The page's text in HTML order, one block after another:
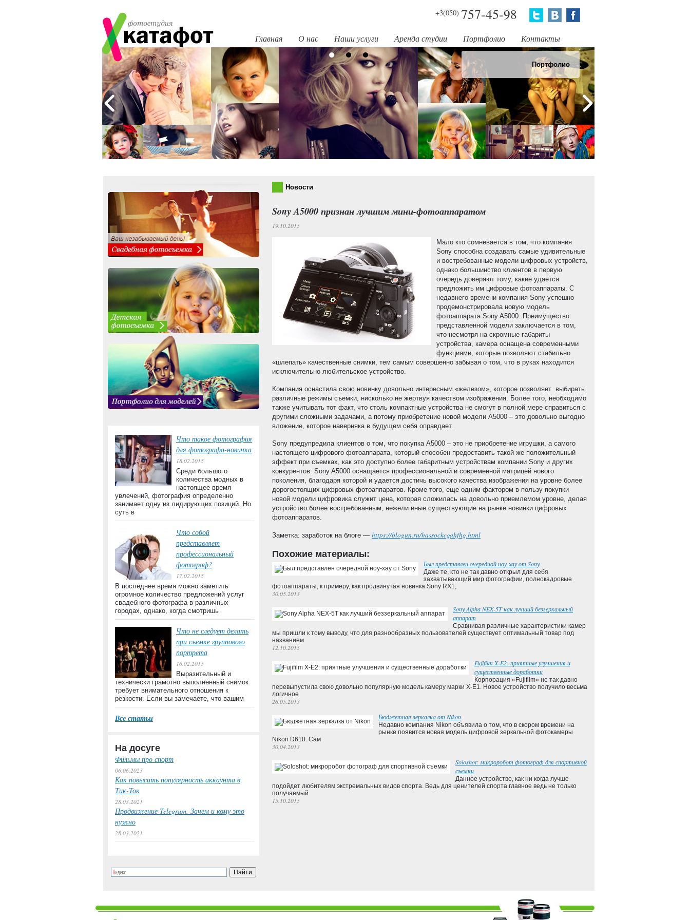
Главная О нас Наши услуги Аренда студии Портфолио Контакты
+3(050) 757-45-98
Портфолио
Новости
Sony A5000 признан лучшим мини-фотоаппаратом
19.10.2015
Мало кто сомневается в том, что компания
Sony способна создавать самые удивительные
и востребованные модели цифровых устройств,
однако большинство клиентов в первую
очередь доверяют тому, какие удается
предложить им цифровые фотоаппараты. С
недавнего времени компания Sony успешно
продемонстрировала новую модель
фотоаппарата Sony A5000. Преимущество
представленной модели заключается в том,
что несмотря на скромные габариты
устройства, камера оснащена современными
функциями, которые позволяют стабильно
«шлепать» качественные снимки, тем самым совершенно забывая о том, что в руках находится
исключительно любительское устройство.
Компания оснастила свою новинку довольно интересным «железом», которое позволяет выбирать
различные режимы съемки, нисколько не жертвуя качеством изображения. Более того, необходимо
также учитывать тот факт, что столь компактные устройства не смогут в полной мере справиться с
другими сложными задачами, а потому приобретение новой модели А5000 – это довольно выгодно
вложение, которое наверняка в будущем себя оправдает.
Sony предупредила клиентов о том, что покупка А5000 – это не приобретение игрушки, а самого
настоящего цифрового фотоаппарата, который способен предоставить такой же положительный
эффект при съемках, как это доступно более габаритным устройствам компании Sony и других
конкурентов. Sony A5000 оснащается профессиональной и современной матрицей нового
поколения, благодаря которой и удается достичь высокого качества изображения на уровне более
дорогостоящих цифровых фотоаппаратов. Кроме того, еще одним фактором в пользу покупки
новой модели цифровика служит цена, которая сложилась на довольно приемлемом уровне, делая
устройство более востребованным, нежели иные существующие на рынке новинки цифровых
фотоаппаратов.
Заметка: заработок на блоге — https://blogun.ru/hassockcgahfhg.html
Похожие материалы:
Был представлен очередной ноу-хау от Sony
Даже те, кто не так давно открыл для себя
захватывающий мир фотографии, полнокадровые
фотоаппараты, к примеру, как продвинутая новинка Sony RX1,
30.05.2013
Sony Alpha NEX-5T как лучший беззеркальный
аппарат
Сравнивая различные характеристики камер
мы пришли к тому выводу, что для разнообразных пользователей существует оптимальный товар под
названием
12.10.2015
Fujifilm X-E2: приятные улучшения и
существенные доработки
Корпорация «Fujifilm» не так давно
перевыпустила свою довольно популярную модель камеру марки X-E1. Новое устройство получило весьма
логичное
26.05.2013
Бюджетная зеркалка от Nikon
Недавно компания Nikon объявила о том, что в скором времени на
рынке появится новая модель цифровой зеркальной фотокамеры
Nikon D610. Сам
30.04.2013
Soloshot: микроробот фотограф для спортивной
съемки
Данное устройство, как ни когда лучше
подойдет любителям экстремальных видов спорта. Ведь для ценителей спорта главное ведь не только
получаемый
15.10.2015
Что такое фотография
для фотографа-новичка
18.02.2015
Среди большого
количества модных в
настоящее время
увлечений, фотография определенно
занимает одну из лидирующих позиций. Но
суть в
Что собой
представляет
профессиональный
фотограф?
17.02.2015
В последнее время можно заметить
огромное количество предложений услуг
свадебного фотографа в различных
городах, однако, когда смотришь
Что не следует делать
при съемке группового
портрета
16.02.2015
Выразительный и
технически грамотно выполненный снимок
требует внимательного отношения к
резкости. Если вы замечаете, что вашим
Все статьи
На досуге
Фильмы про спорт
06.06.2023
Как повысить популярность аккаунта в
Тик-Ток
28.03.2021
Продвижение Telegram. Зачем и кому это
нужно
28.03.2021